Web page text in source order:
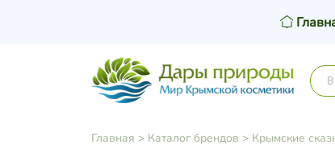
Главная > Каталог брендов > Крымские